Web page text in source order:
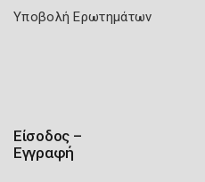
Υποβολή Ερωτημάτων
Είσοδος –
Εγγραφή